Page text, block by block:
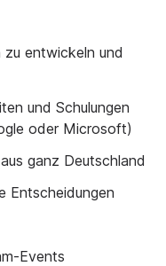
zu entwickeln und
und Schulungen
oder Microsoft)
ganz Deutschland
Entscheidungen
Events